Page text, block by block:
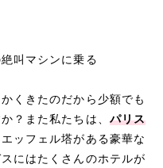
叫マシンに乗る
くきたのだから少額でも
？また私たちは、 パリス
ッフェル塔がある豪華な
にはたくさんのホテルが